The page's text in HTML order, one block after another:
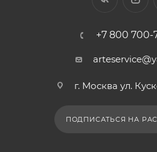
+7 800 700-
г. Москва ул.
ПОДПИСАТЬСЯ НА